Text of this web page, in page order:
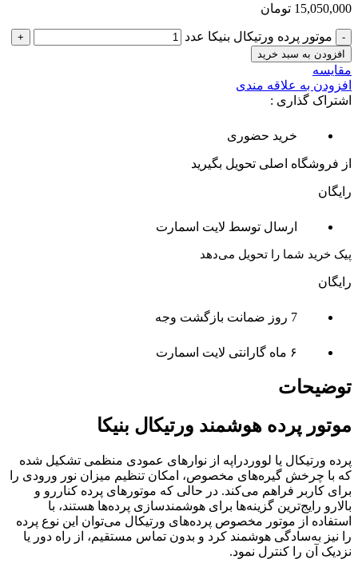
15,050,000 تومان
موتور پرده ورتیکال بنیکا عدد
افزودن به سبد خرید
مقایسه
افزودن به علاقه مندی
اشتراک گذاری :
خرید حضوری
از فروشگاه اصلی تحویل بگیرید
رایگان
ارسال توسط لایت اسمارت
پیک خرید شما را تحویل می‌دهد
رایگان
7 روز ضمانت بازگشت وجه
۶ ماه گارانتی لایت اسمارت
توضیحات
موتور پرده هوشمند ورتیکال بنیکا
پرده ورتیکال یا لووردراپه از نوارهای عمودی منظمی تشکیل شده
که با چرخش گیره‌های مخصوص، امکان تنظیم میزان نور ورودی را
برای کاربر فراهم می‌کند. در حالی که موتورهای پرده کناررو و
بالارو رایج‌ترین گزینه‌ها برای هوشمندسازی پرده‌ها هستند، با
استفاده از موتور مخصوص پرده‌های ورتیکال می‌توان این نوع پرده
را نیز به‌سادگی هوشمند کرد و بدون تماس مستقیم، از راه دور یا
نزدیک آن را کنترل نمود.